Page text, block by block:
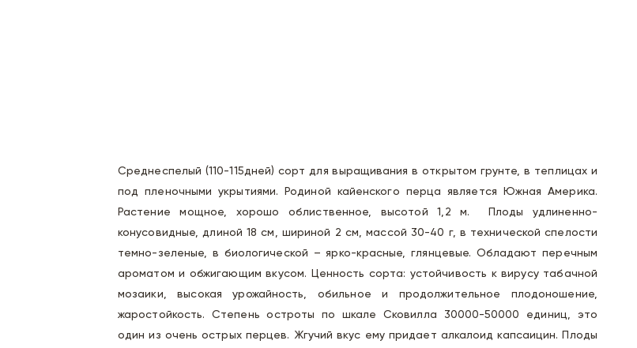
Среднеспелый (110-115дней) сорт для выращивания в открытом грунте, в теплицах и
под пленочными укрытиями. Родиной кайенского перца является Южная Америка.
Растение мощное, хорошо облиственное, высотой 1,2 м. Плоды удлиненно-
конусовидные, длиной 18 см, шириной 2 см, массой 30-40 г, в технической спелости
темно-зеленые, в биологической – ярко-красные, глянцевые. Обладают перечным
ароматом и обжигающим вкусом. Ценность сорта: устойчивость к вирусу табачной
мозаики, высокая урожайность, обильное и продолжительное плодоношение,
жаростойкость. Степень остроты по шкале Сковилла 30000-50000 единиц, это
один из очень острых перцев. Жгучий вкус ему придает алкалоид капсаицин. Плоды